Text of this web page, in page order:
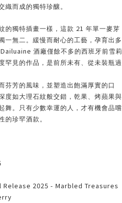
織而成的獨特珍釀。
的獨特插畫一樣，這款 21 年單一麥芽
一無二。緩慢而耐心的工藝，孕育出多
Dailuaine 酒廠僅餘不多的西班牙前雪莉
罕見的作品，是前所未有、從未裝瓶過
芬芳的風味，並塑造出飽滿厚實的口
度如大理石紋般交錯，乾果、烤蘋果與
舞。只有少數幸運的人，才有機會品嚐
的珍罕酒款。
2025 - Marbled Treasures